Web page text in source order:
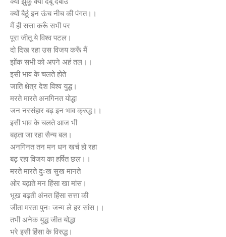
क्यों बैठूं इन ऊंच नीच की पंगत।।
मैं ही सत्ता करूँ सभी पर
पूरा जीतू ये विश्व पटल।
दो दिख रहा उस विजय करूँ मैं
झोंक सभी को अपने अहं तल।।
इसी भाव के चलते होते
जाति क्षेत्र देश विश्व युद्ध।
मरते मारते अनगिनत योद्धा
जन नरसंहार बढ़ इन भाव क्रुद्ध।।
इसी भाव के चलते आज भी
बढ़ता जा रहा सैन्य बल।
अनगिनत तन मन धन खर्च हो रहा
बढ़ रहा विजय का हर्षित छल।।
मरते मारते दुःख सुख मानते
ओर बढ़ाते मन हिंसा खा मांस।
भूख बढ़ती अंनत हिंसा सत्ता की
जीता मरता पुनः जन्म ले हर सांस।।
तभी अनेक युद्ध जीत योद्धा
भरे इसी हिंसा के विरुद्ध।